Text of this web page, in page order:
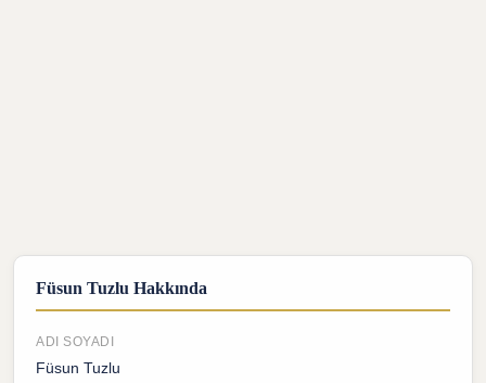
Füsun Tuzlu Hakkında
ADI SOYADI
Füsun Tuzlu